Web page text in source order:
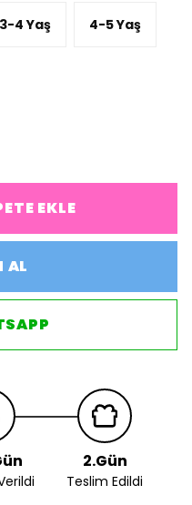
3-4 Yaş 4-5 Yaş
EKLE
AL
2.Gün
Teslim Edildi